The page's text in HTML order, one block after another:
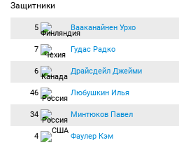
Защитники
5 Вааканайнен Урхо
7 Гудас Радко
6 Драйсдейл Джейми
46 Любушкин Илья
34 Минтюков Павел
4 Фаулер Кэм